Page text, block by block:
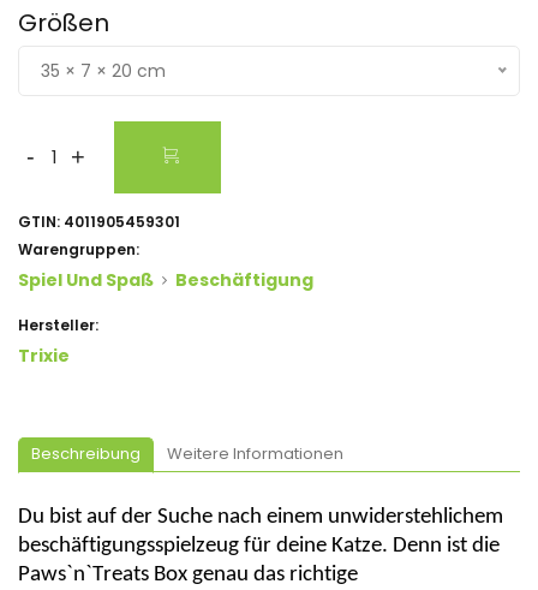
Größen
35 × 7 × 20 cm
- +
GTIN: 4011905459301
Warengruppen:
Spiel Und Spaß Beschäftigung
Hersteller:
Trixie
Beschreibung Weitere Informationen
Du bist auf der Suche nach einem unwiderstehlichem
beschäftigungsspielzeug für deine Katze. Denn ist die
Paws`n`Treats Box genau das richtige